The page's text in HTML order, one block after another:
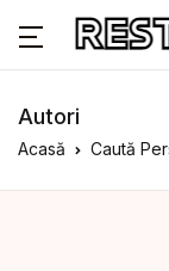
Autori
Acasă Caută